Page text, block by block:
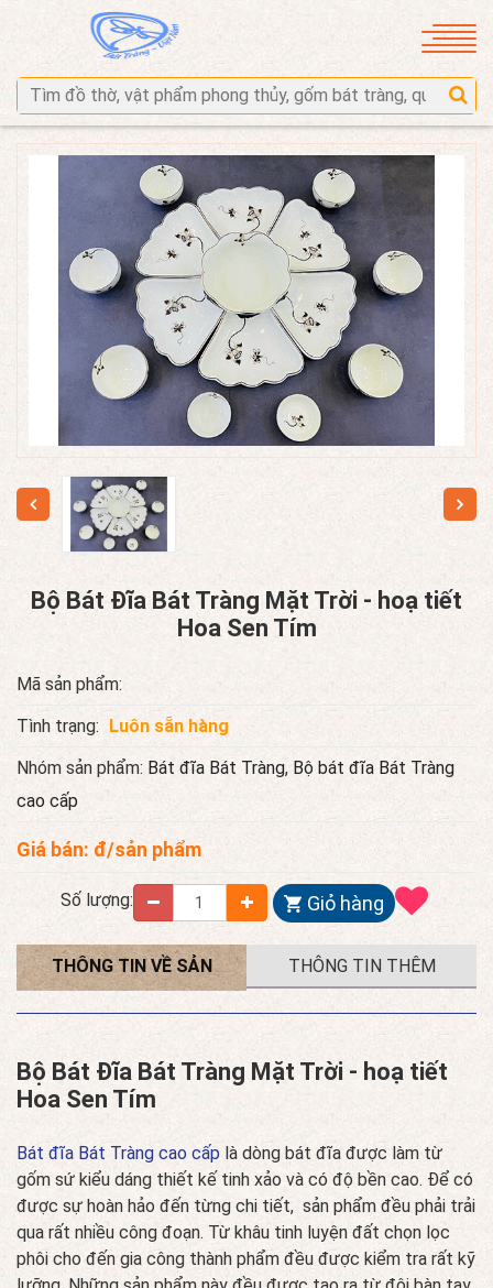
Bộ Bát Đĩa Bát Tràng Mặt Trời - hoạ tiết
Hoa Sen Tím
Mã sản phẩm:
Tình trạng: Luôn sẵn hàng
Nhóm sản phẩm: Bát đĩa Bát Tràng, Bộ bát đĩa Bát Tràng
cao cấp
Giá bán: đ/sản phẩm
Số lượng: Giỏ hàng
THÔNG TIN VỀ SẢN
PHẨM
THÔNG TIN THÊM
Bộ Bát Đĩa Bát Tràng Mặt Trời - hoạ tiết
Hoa Sen Tím
Bát đĩa Bát Tràng cao cấp là dòng bát đĩa được làm từ
gốm sứ kiểu dáng thiết kế tinh xảo và có độ bền cao. Để có
được sự hoàn hảo đến từng chi tiết, sản phẩm đều phải trải
qua rất nhiều công đoạn. Từ khâu tinh luyện đất chọn lọc
phôi cho đến gia công thành phẩm đều được kiểm tra rất kỹ